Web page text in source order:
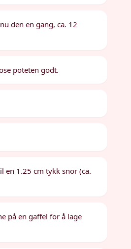
den en gang, ca. 12
poteten godt.
en 1.25 cm tykk snor (ca.
på en gaffel for å lage